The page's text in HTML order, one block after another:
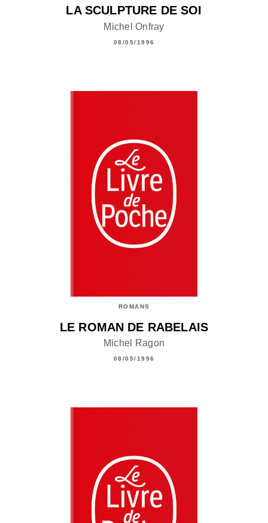
LA SCULPTURE DE SOI
Michel Onfray
08/05/1996
ROMANS
LE ROMAN DE RABELAIS
Michel Ragon
08/05/1996